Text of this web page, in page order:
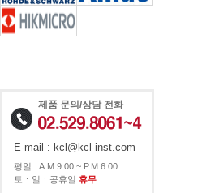
제품 문의/상담 전화
E-mail : kcl@kcl-inst.com
평일 : A.M 9:00 ~ P.M 6:00
토ㆍ일ㆍ공휴일 휴무